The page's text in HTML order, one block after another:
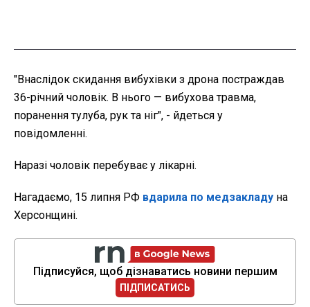
"Внаслідок скидання вибухівки з дрона постраждав
36-річний чоловік. В нього — вибухова травма,
поранення тулуба, рук та ніг", - йдеться у
повідомленні.
Наразі чоловік перебуває у лікарні.
Нагадаємо, 15 липня РФ вдарила по медзакладу на
Херсонщині.
Підписуйся, щоб дізнаватись новини першим
ПІДПИСАТИСЬ